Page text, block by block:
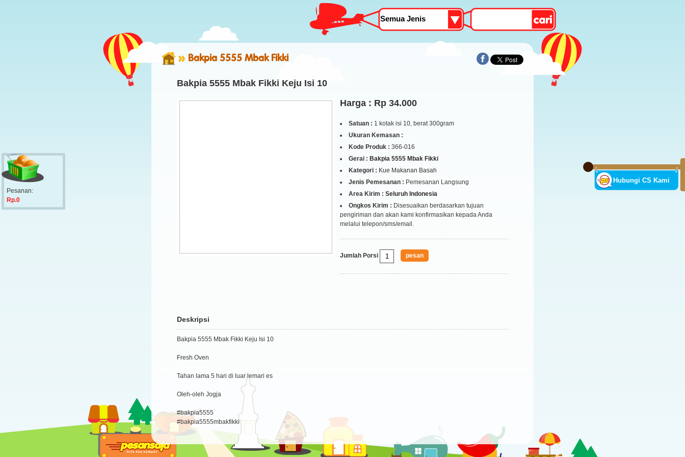
Hubungi CS Kami
Pesanan:
Rp.0
Bakpia 5555 Mbak Fikki
Bakpia 5555 Mbak Fikki Keju Isi 10
Harga : Rp 34.000
Satuan : 1 kotak isi 10, berat 300gram
Ukuran Kemasan :
Kode Produk : 366-016
Gerai : Bakpia 5555 Mbak Fikki
Kategori : Kue Makanan Basah
Jenis Pemesanan : Pemesanan Langsung
Area Kirim : Seluruh Indonesia
Ongkos Kirim : Disesuaikan berdasarkan tujuan
pengiriman dan akan kami konfirmasikan kepada Anda
melalui telepon/sms/email.
Jumlah Porsi
Deskripsi
Bakpia 5555 Mbak Fikki Keju Isi 10
Fresh Oven
Tahan lama 5 hari di luar lemari es
Oleh-oleh Jogja
#bakpia5555
#bakpia5555mbakfikki